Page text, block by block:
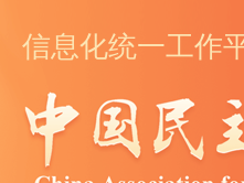
信息化统一工作